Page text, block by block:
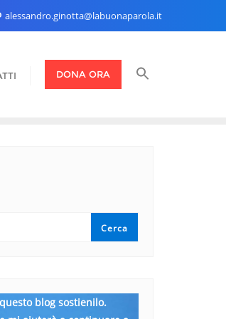
alessandro.ginotta@labuonaparola.it
DONA ORA
Cerca
blog sostienilo.